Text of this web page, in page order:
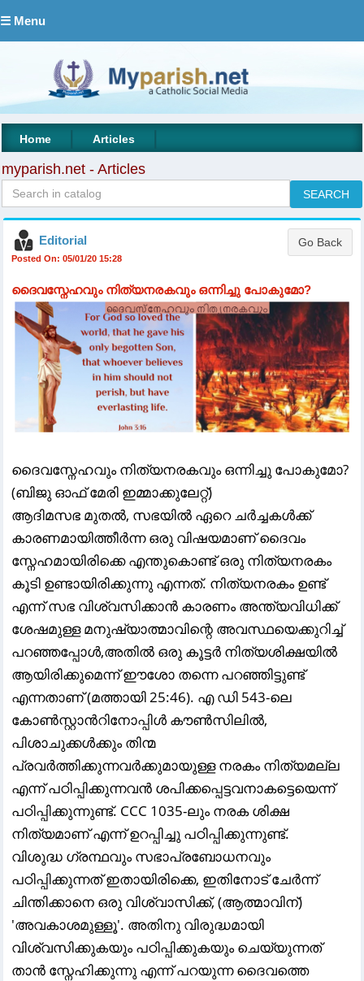
☰ Menu
Home Articles
myparish.net - Articles
Editorial
Posted On: 05/01/20 15:28
ദൈവസ്നേഹവും നിത്യനരകവും ഒന്നിച്ചു പോകുമോ?
ദൈവസ്നേഹവും നിത്യനരകവും ഒന്നിച്ചു പോകുമോ?
(ബിജു ഓഫ് മേരി ഇമ്മാക്കുലേറ്റ്)
ആദിമസഭ മുതൽ, സഭയിൽ ഏറെ ചർച്ചകൾക്ക്
കാരണമായിത്തീർന്ന ഒരു വിഷയമാണ് ദൈവം
സ്നേഹമായിരിക്കെ എന്തുകൊണ്ട് ഒരു നിത്യനരകം
കൂടി ഉണ്ടായിരിക്കുന്നു എന്നത്. നിത്യനരകം ഉണ്ട്
എന്ന് സഭ വിശ്വസിക്കാൻ കാരണം അന്ത്യവിധിക്ക്
ശേഷമുള്ള മനുഷ്യാത്മാവിന്റെ അവസ്ഥയെക്കുറിച്ച്
പറഞ്ഞപ്പോൾ,അതിൽ ഒരു കൂട്ടർ നിത്യശിക്ഷയിൽ
ആയിരിക്കുമെന്ന് ഈശോ തന്നെ പറഞ്ഞിട്ടുണ്ട്
എന്നതാണ് (മത്തായി 25:46). എ ഡി 543-ലെ
കോൺസ്റ്റാൻറിനോപ്പിൾ കൗൺസിലിൽ,
പിശാചുക്കൾക്കും തിന്മ
പ്രവർത്തിക്കുന്നവർക്കുമായുള്ള നരകം നിത്യമല്ല
എന്ന് പഠിപ്പിക്കുന്നവൻ ശപിക്കപ്പെട്ടവനാകട്ടെയെന്ന്
പഠിപ്പിക്കുന്നുണ്ട്. CCC 1035-ലും നരക ശിക്ഷ
നിത്യമാണ് എന്ന് ഉറപ്പിച്ചു പഠിപ്പിക്കുന്നുണ്ട്.
വിശുദ്ധ ഗ്രന്ഥവും സഭാപ്രബോധനവും
പഠിപ്പിക്കുന്നത് ഇതായിരിക്കെ, ഇതിനോട് ചേർന്ന്
ചിന്തിക്കാനെ ഒരു വിശ്വാസിക്ക്, (ആത്മാവിന്)
'അവകാശമുള്ളൂ'. അതിനു വിരുദ്ധമായി
വിശ്വസിക്കുകയും പഠിപ്പിക്കുകയും ചെയ്യുന്നത്
താൻ സ്നേഹിക്കുന്നു എന്ന് പറയുന്ന ദൈവത്തെ